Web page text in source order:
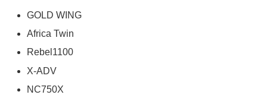
GOLD WING
Africa Twin
Rebel1100
X-ADV
NC750X